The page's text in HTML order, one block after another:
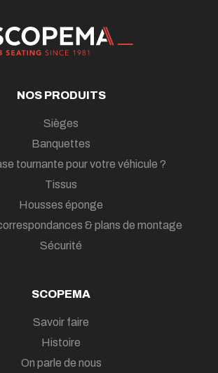
NOS PRODUITS
Sièges
Banquettes
tournante pour votre véhicule ?
Tissus
Housses éponge
& plans de montage
Sécurité
SCOPEMA
Savoir faire
Histoire
On parle de nous